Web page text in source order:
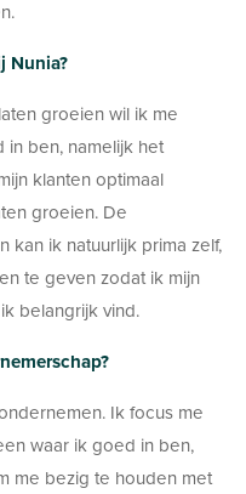
Nunia?
groeien wil ik me
ben, namelijk het
klanten optimaal
groeien. De
kan ik natuurlijk prima zelf,
te geven zodat ik mijn
belangrijk vind.
Ik focus me
waar ik goed in ben,
me bezig te houden met